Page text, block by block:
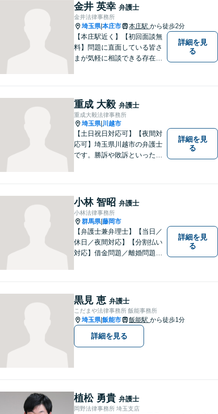
金井 英幸 弁護士
金井法律事務所
埼玉県|本庄市 本庄駅 から徒歩2分
【本庄駅近く】【初回面談無
料】問題に直面している皆さ
まが気軽に相談できる存在に
／休日対応可能】公平・公正
な立場から、事件の見通しを
正確に伝えます。お気軽にご
相談ください。
詳細を見
る
重成 大毅 弁護士
重成大毅法律事務所
埼玉県| 川越市
【土日祝日対応可】【夜間対
応可】埼玉県川越市の弁護士
です。勝訴や敗訴といった結
ます。ぜひ一度ご相談くださ
い。
詳細を見
る
小林 智昭 弁護士
小林法律事務所
群馬県|藤岡市
【弁護士兼弁理士】【当日／
休日／夜間対応】【分割払い
対応】借金問題／離婚問題／
意匠登録など弁理士業務も、
幅広く対応。地域に根ざした
法律事務所／特許事務所を目
指しています。お気軽にご相
談ください。
詳細を見
る
黒見 恵 弁護士
こだまや法律事務所 飯能事務所
埼玉県|飯能市 飯能駅 から徒歩1分
詳細を見る
植松 勇貴 弁護士
岡野法律事務所 埼玉支店